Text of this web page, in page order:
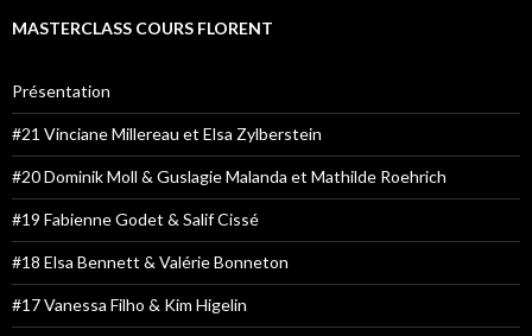
MASTERCLASS COURS FLORENT
Présentation
#21 Vinciane Millereau et Elsa Zylberstein
#20 Dominik Moll & Guslagie Malanda et Mathilde Roehrich
#19 Fabienne Godet & Salif Cissé
#18 Elsa Bennett & Valérie Bonneton
#17 Vanessa Filho & Kim Higelin